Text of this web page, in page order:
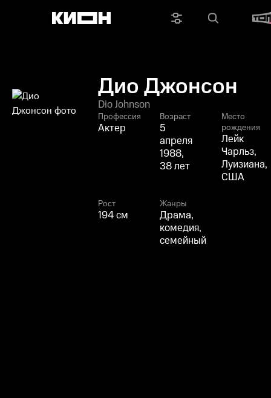
Дио Джонсон
Dio Johnson
Профессия
Актер
Возраст
5
апреля
1988,
38 лет
Место
рождения
Лейк
Чарльз,
Луизиана,
США
Рост
194 см
Жанры
Драма,
комедия,
семейный